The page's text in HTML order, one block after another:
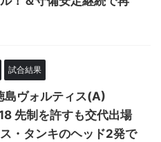
試合結果
島ヴォルティス(A)
先制を許すも交代出場
・タンキのヘッド2発で